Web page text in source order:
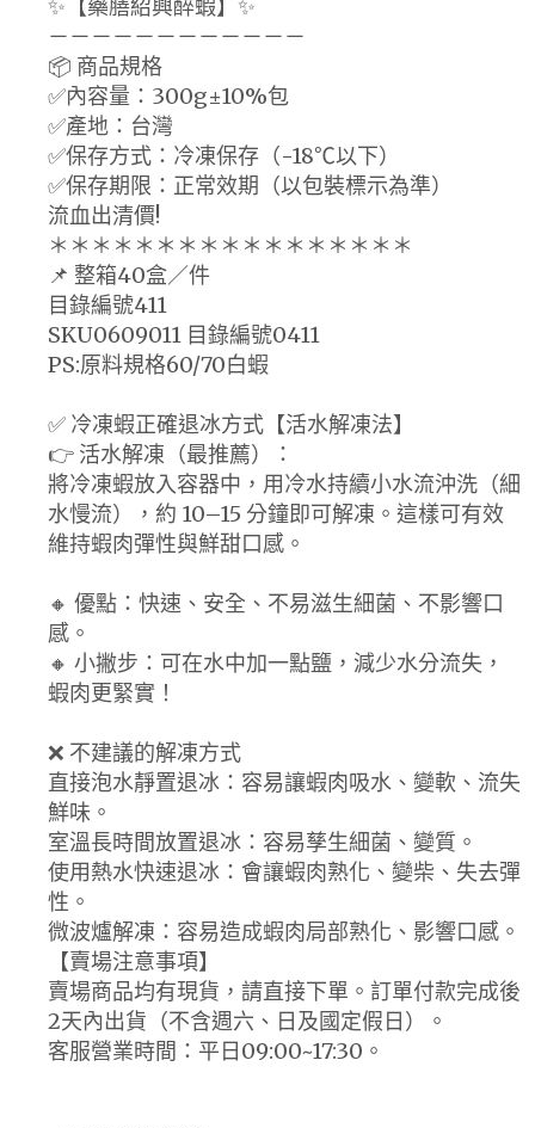
✨【藥膳紹興醉蝦】✨
－－－－－－－－－－－－
📦 商品規格
✅內容量：300g±10%包
✅產地：台灣
✅保存方式：冷凍保存（-18℃以下）
✅保存期限：正常效期（以包裝標示為準）
流血出清價!
＊＊＊＊＊＊＊＊＊＊＊＊＊＊＊＊＊
📌 整箱40盒／件
目錄編號411
SKU0609011 目錄編號0411
PS:原料規格60/70白蝦
✅ 冷凍蝦正確退冰方式【活水解凍法】
👉 活水解凍（最推薦）：
將冷凍蝦放入容器中，用冷水持續小水流沖洗（細
水慢流），約 10–15 分鐘即可解凍。這樣可有效
維持蝦肉彈性與鮮甜口感。
🔸 優點：快速、安全、不易滋生細菌、不影響口
感。
🔸 小撇步：可在水中加一點鹽，減少水分流失，
蝦肉更緊實！
❌ 不建議的解凍方式
直接泡水靜置退冰：容易讓蝦肉吸水、變軟、流失
鮮味。
室溫長時間放置退冰：容易孳生細菌、變質。
使用熱水快速退冰：會讓蝦肉熟化、變柴、失去彈
性。
微波爐解凍：容易造成蝦肉局部熟化、影響口感。
【賣場注意事項】
賣場商品均有現貨，請直接下單。訂單付款完成後
2天內出貨（不含週六、日及國定假日）。
客服營業時間：平日09:00~17:30。